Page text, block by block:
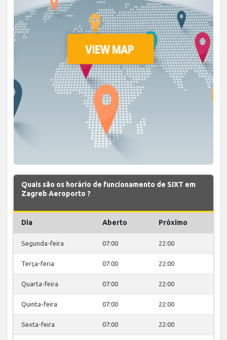
Quais são os horário de funcionamento de SIXT em
Zagreb Aeroporto ?
Dia Aberto Próximo
Segunda-feira 07:00 22:00
Terça-feria 07:00 22:00
Quarta-feira 07:00 22:00
Quinta-feira 07:00 22:00
Sexta-feira 07:00 22:00